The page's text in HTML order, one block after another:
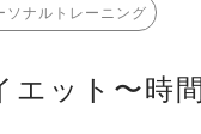
ソナルトレーニング
エット〜時